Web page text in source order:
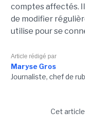
comptes affectés.
de modifier
utilise pour se
Article rédigé par
Maryse Gros
Journaliste, chef de
Cet